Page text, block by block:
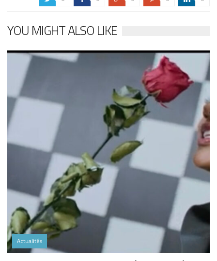
YOU MIGHT ALSO LIKE
Actualités